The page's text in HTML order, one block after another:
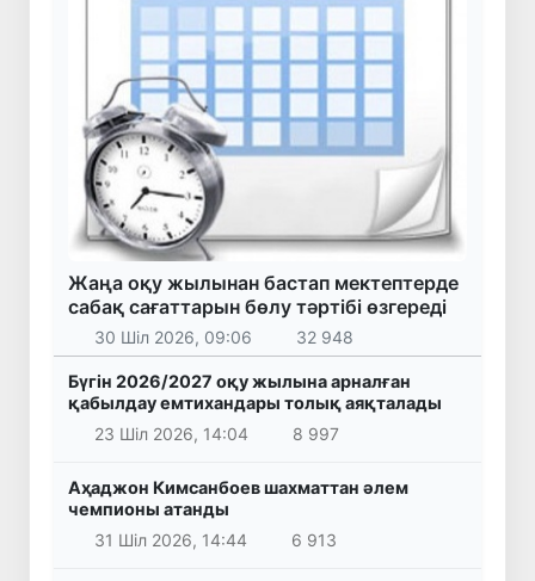
Жаңа оқу жылынан бастап мектептерде
сабақ сағаттарын бөлу тәртібі өзгереді
30 Шіл 2026, 09:06 32 948
Бүгін 2026/2027 оқу жылына арналған
қабылдау емтихандары толық аяқталады
23 Шіл 2026, 14:04
8 997
Аҳаджон Кимсанбоев шахматтан әлем
чемпионы атанды
31 Шіл 2026, 14:44
6 913